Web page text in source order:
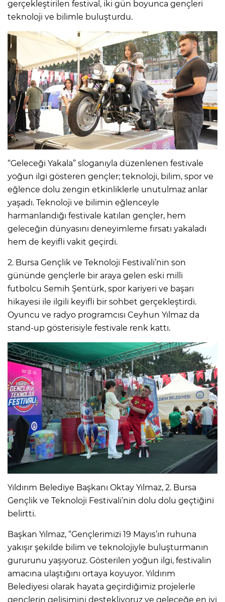
gerçekleştirilen festival, iki gün boyunca gençleri
teknoloji ve bilimle buluşturdu.
“Geleceği Yakala” sloganıyla düzenlenen festivale
yoğun ilgi gösteren gençler; teknoloji, bilim, spor ve
eğlence dolu zengin etkinliklerle unutulmaz anlar
yaşadı. Teknoloji ve bilimin eğlenceyle
harmanlandığı festivale katılan gençler, hem
geleceğin dünyasını deneyimleme fırsatı yakaladı
hem de keyifli vakit geçirdi.
2. Bursa Gençlik ve Teknoloji Festivali’nin son
gününde gençlerle bir araya gelen eski milli
futbolcu Semih Şentürk, spor kariyeri ve başarı
hikayesi ile ilgili keyifli bir sohbet gerçekleştirdi.
Oyuncu ve radyo programcısı Ceyhun Yılmaz da
stand-up gösterisiyle festivale renk kattı.
Yıldırım Belediye Başkanı Oktay Yılmaz, 2. Bursa
Gençlik ve Teknoloji Festivali’nin dolu dolu geçtiğini
belirtti.
Başkan Yılmaz, “Gençlerimizi 19 Mayıs’ın ruhuna
yakışır şekilde bilim ve teknolojiyle buluşturmanın
gururunu yaşıyoruz. Gösterilen yoğun ilgi, festivalin
amacına ulaştığını ortaya koyuyor. Yıldırım
Belediyesi olarak hayata geçirdiğimiz projelerle
gençlerin gelişimini destekliyoruz ve geleceğe en iyi